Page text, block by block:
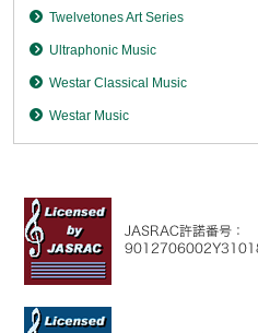
Twelvetones Art Series
Ultraphonic Music
Westar Classical Music
Westar Music